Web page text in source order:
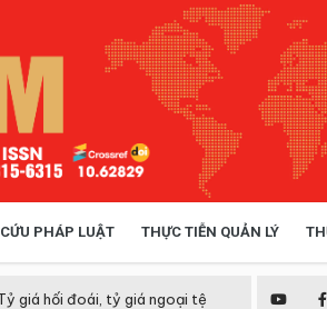
PHÁP LUẬT THỰC TIỄN QUẢN LÝ
giá hối đoái, tỷ giá ngoại tệ